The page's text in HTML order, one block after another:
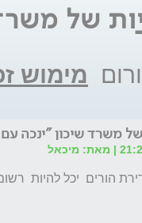
של
מימוש
משרד שיכון "ינכה